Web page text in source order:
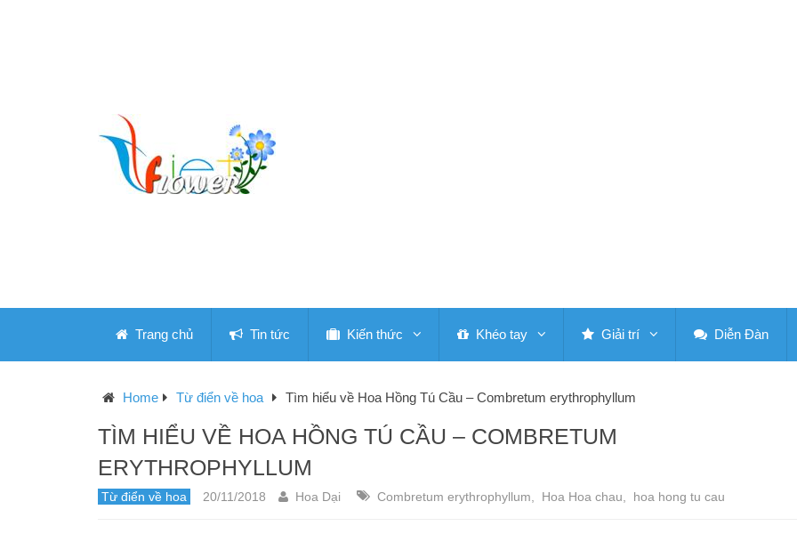
Trang chủ Tin tức Kiến thức Khéo tay Giải trí Diễn Đàn
Home Từ điển về hoa Tìm hiểu về Hoa Hồng Tú Cầu – Combretum erythrophyllum
TÌM HIỂU VỀ HOA HỒNG TÚ CẦU – COMBRETUM
ERYTHROPHYLLUM
Từ điển về hoa 20/11/2018 Hoa Dại Combretum erythrophyllum Hoa Hoa chau hoa hong tu cau